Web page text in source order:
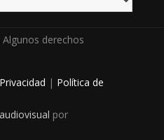
derechos
| Política de
por